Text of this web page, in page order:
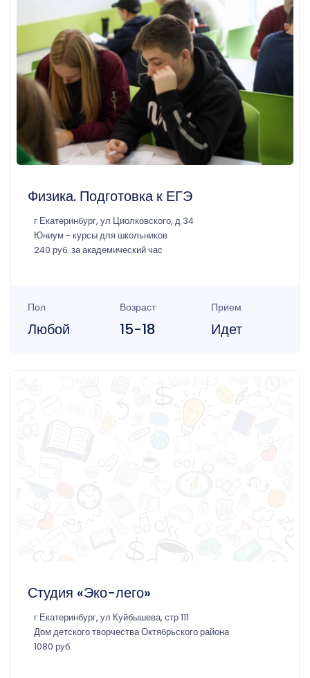
Физика. Подготовка к ЕГЭ
г Екатеринбург, ул Циолковского, д 34
Юниум - курсы для школьников
240 руб. за академический час
Пол
Любой
Возраст
15-18
Прием
Идет
Студия «Эко-лего»
г Екатеринбург, ул Куйбышева, стр 111
Дом детского творчества Октябрьского района
1080 руб.